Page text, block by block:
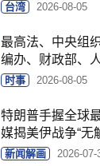
台湾 2026-08-05
最高法、中央组
编办、财政部、
时事 2026-08-05
特朗普手握全球
媒揭美伊战争“无
新闻解画 2026-07-